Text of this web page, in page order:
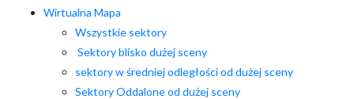
Wirtualna Mapa
Wszystkie sektory
Sektory blisko dużej sceny
sektory w średniej odległości od dużej sceny
Sektory Oddalone od dużej sceny